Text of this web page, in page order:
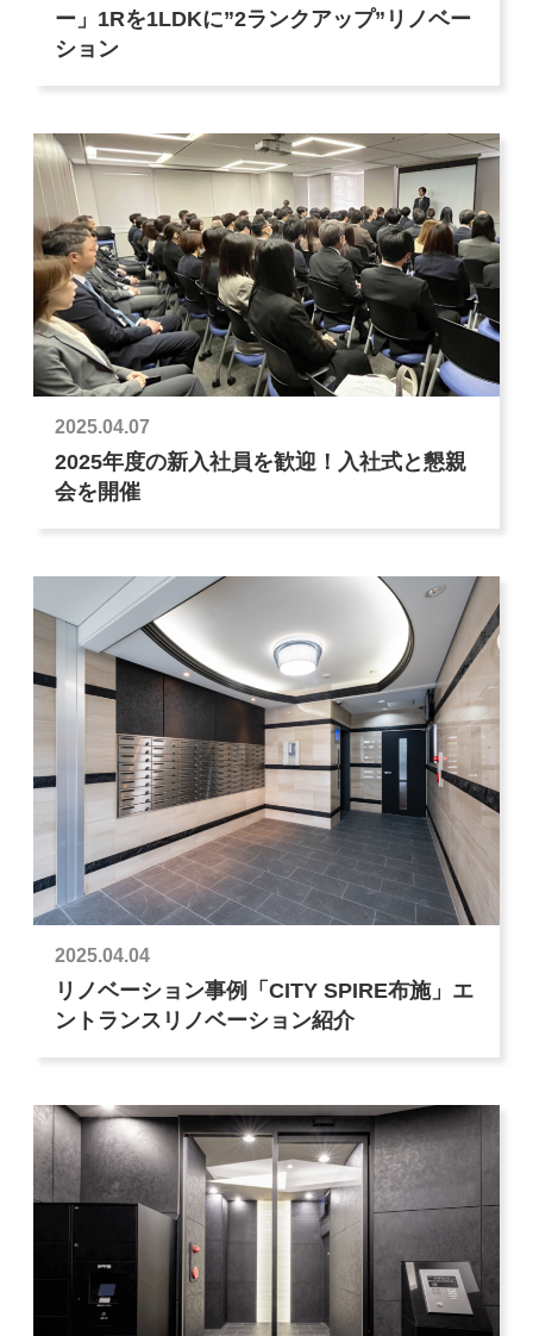
ー」1Rを1LDKに”2ランクアップ”リノベー
ション
2025.04.07
2025年度の新入社員を歓迎！入社式と懇親
会を開催
2025.04.04
リノベーション事例「CITY SPIRE布施」エ
ントランスリノベーション紹介